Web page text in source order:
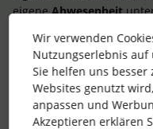
eigeneAbwesenheit
ReiterAbwesenheitkann
zumKontostand
Geht es um andere
die noch ausstehenden
Wir verwenden
Nutzungserlebnis auf
Sie helfen uns
Websites genutzt
anpassen und
Akzeptieren erklären